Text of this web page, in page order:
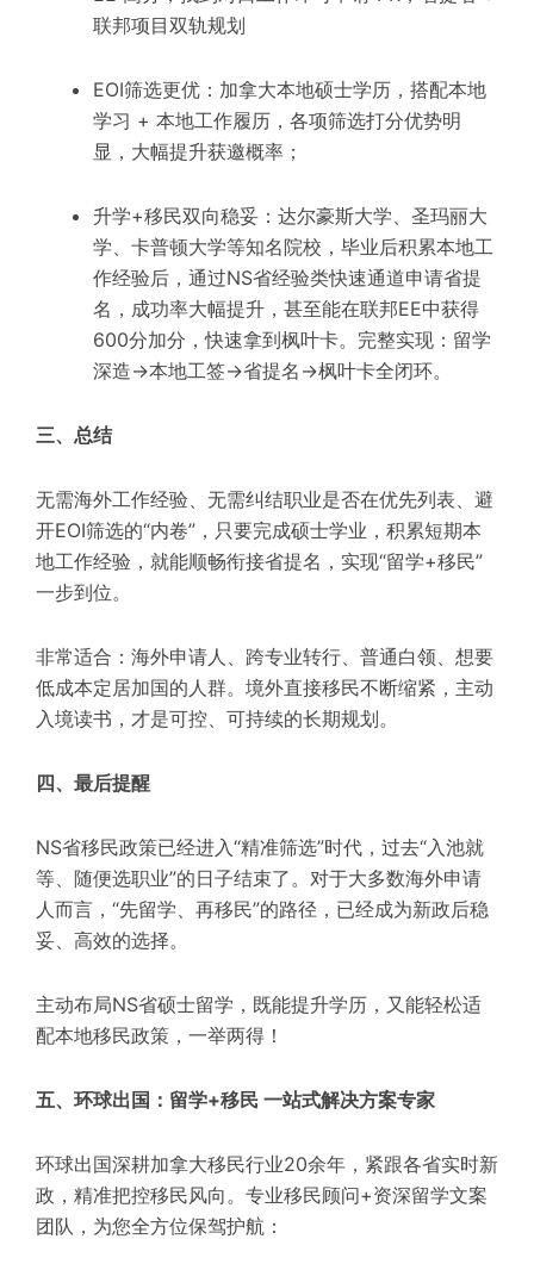
联邦项目双轨规划
EOI筛选更优：加拿大本地硕士学历，搭配本地
学习 + 本地工作履历，各项筛选打分优势明
显，大幅提升获邀概率；
升学+移民双向稳妥：达尔豪斯大学、圣玛丽大
学、卡普顿大学等知名院校，毕业后积累本地工
作经验后，通过NS省经验类快速通道申请省提
名，成功率大幅提升，甚至能在联邦EE中获得
600分加分，快速拿到枫叶卡。完整实现：留学
深造→本地工签→省提名→枫叶卡全闭环。
三、总结
无需海外工作经验、无需纠结职业是否在优先列表、避
开EOI筛选的“内卷”，只要完成硕士学业，积累短期本
地工作经验，就能顺畅衔接省提名，实现“留学+移民”
一步到位。
非常适合：海外申请人、跨专业转行、普通白领、想要
低成本定居加国的人群。境外直接移民不断缩紧，主动
入境读书，才是可控、可持续的长期规划。
四、最后提醒
NS省移民政策已经进入“精准筛选”时代，过去“入池就
等、随便选职业”的日子结束了。对于大多数海外申请
人而言，“先留学、再移民”的路径，已经成为新政后稳
妥、高效的选择。
主动布局NS省硕士留学，既能提升学历，又能轻松适
配本地移民政策，一举两得！
五、环球出国：留学+移民 一站式解决方案专家
环球出国深耕加拿大移民行业20余年，紧跟各省实时新
政，精准把控移民风向。专业移民顾问+资深留学文案
团队，为您全方位保驾护航：